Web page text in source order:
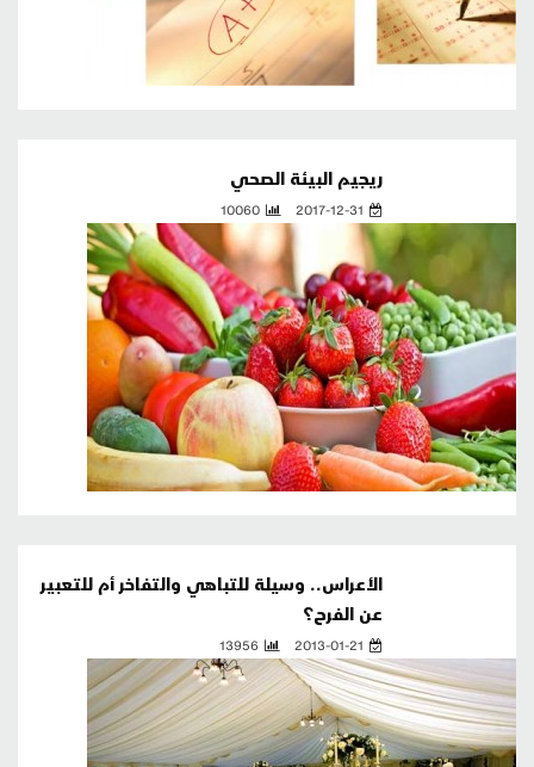
ريجيم البيئة الصحي
2017-12-31
10060
الأعراس.. وسيلة للتباهي والتفاخر أم للتعبير
عن الفرح؟
2013-01-21
13956